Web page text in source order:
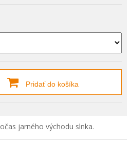
Pridať do košíka
jarného východu slnka.